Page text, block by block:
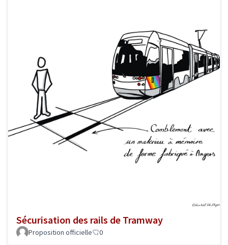
Sécurisation des rails de Tramway
Proposition officielle 0